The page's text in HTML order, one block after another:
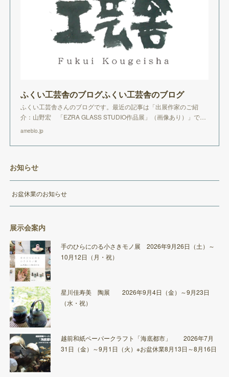
ふくい工芸舎のブログふくい工芸舎のブログ
ふくい工芸舎さんのブログです。最近の記事は「出展作家のご紹
介：山野宏 「EZRA GLASS STUDIO作品展」（画像あり）」で…
ameblo.jp
お知らせ
お盆休業のお知らせ
展示会案内
手のひらにのる小さきモノ展 2026年9月26日（土）～
10月12日（月・祝）
星川佳寿美 陶展 2026年9月4日（金）～9月23日
（水・祝）
越前和紙ペーパークラフト「海底都市」 2026年7月
31日（金）～9月1日（火）※お盆休業8月13日～8月16日